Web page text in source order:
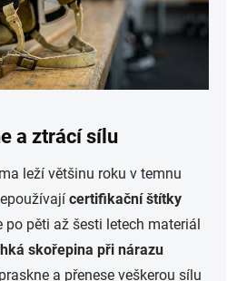
a ztrácí sílu
leží většinu roku v temnu
certifikační štítky
po pěti až šesti letech materiál
skořepina při nárazu
a přenese veškerou sílu